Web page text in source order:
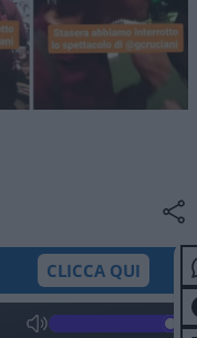
CLICCA QUI